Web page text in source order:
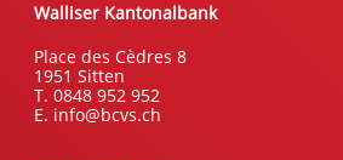
Walliser Kantonalbank
Place des Cèdres 8
1951 Sitten
T. 0848 952 952
E. info@bcvs.ch